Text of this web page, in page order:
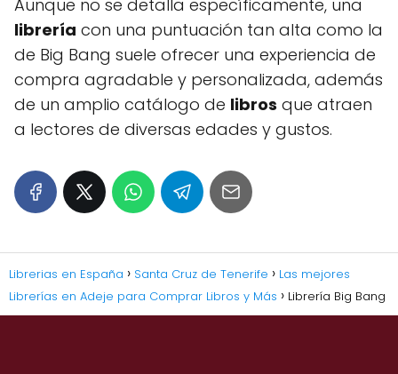
Aunque no se detalla específicamente, una
librería con una puntuación tan alta como la
de Big Bang suele ofrecer una experiencia de
compra agradable y personalizada, además
de un amplio catálogo de libros que atraen
a lectores de diversas edades y gustos.
Librerias en España Santa Cruz de Tenerife
Las mejores
Librerías en Adeje para Comprar Libros y Más
Librería Big Bang